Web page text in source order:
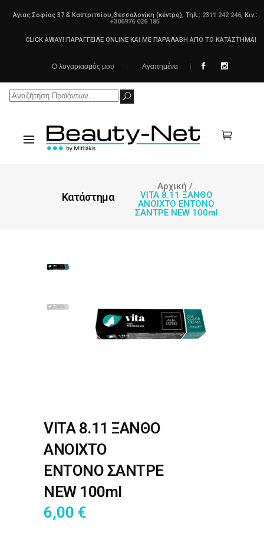
Αγίας Σοφίας 37 & Καστριτσίου,Θεσσαλονίκη (κέντρο), Τηλ.: 2311 242 246, Κιν.:
+306976 026 185
CLICK AWAY! ΠΑΡΑΓΓΕΙΛΕ ONLINE ΚΑΙ ΜΕ ΠΑΡΑΛΑΒΗ ΑΠΟ ΤΟ ΚΑΤΑΣΤΗΜΑ!
Ο λογαριασμός μου Αγαπημένα
Search
Κατάστημα
Αρχική /
VITA 8.11 ΞΑΝΘΟ
ΑΝΟΙΧΤΟ ΕΝΤΟΝΟ
ΣΑΝΤΡΕ NEW 100ml
VITA 8.11 ΞΑΝΘΟ
ΑΝΟΙΧΤΟ
ΕΝΤΟΝΟ ΣΑΝΤΡΕ
NEW 100ml
6,00 €